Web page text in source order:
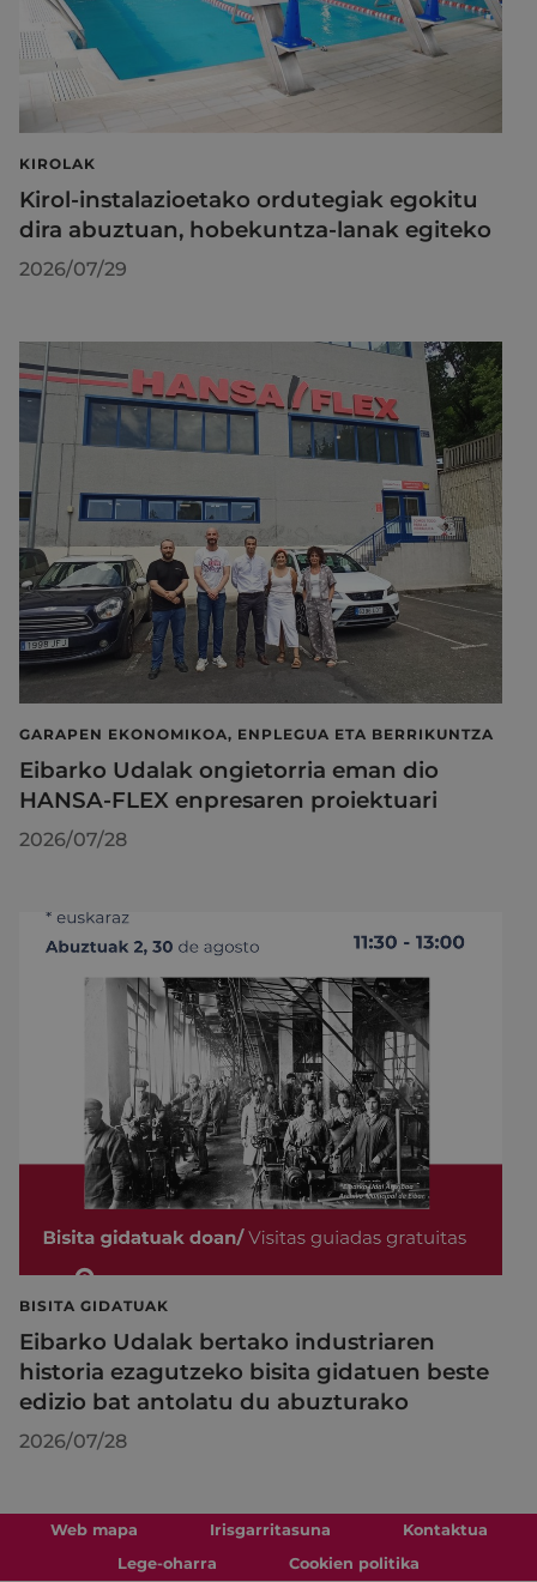
KIROLAK
Kirol-instalazioetako ordutegiak egokitu
dira abuztuan, hobekuntza-lanak egiteko
2026/07/29
GARAPEN EKONOMIKOA, ENPLEGUA ETA BERRIKUNTZA
Eibarko Udalak ongietorria eman dio
HANSA-FLEX enpresaren proiektuari
2026/07/28
BISITA GIDATUAK
Eibarko Udalak bertako industriaren
historia ezagutzeko bisita gidatuen beste
edizio bat antolatu du abuzturako
2026/07/28
Web mapa Irisgarritasuna
Kontaktua
Lege-oharra
Cookien politika